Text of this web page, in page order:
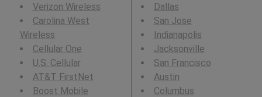
Verizon Wireless
Carolina West
Wireless
Cellular One
U.S. Cellular
AT&T FirstNet
Boost Mobile
Dallas
San Jose
Indianapolis
Jacksonville
San Francisco
Austin
Columbus